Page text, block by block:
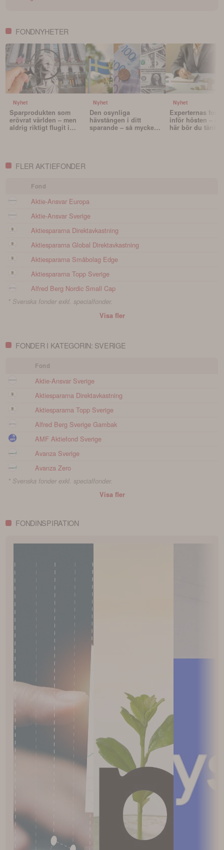
FONDNYHETER
Nyhet
Sparprodukten som
erövrat världen – men
aldrig riktigt flugit i
Nyhet
Den osynliga
hävstången i ditt
sparande – så mycket
Nyhet
Experternas
inför hösten –
här bör du tänka
FLER AKTIEFONDER
Fond
Aktie-Ansvar Europa
Aktie-Ansvar Sverige
Aktiespararna Direktavkastning
Aktiespararna Global Direktavkastning
Aktiespararna Småbolag Edge
Aktiespararna Topp Sverige
Alfred Berg Nordic Small Cap
* Svenska fonder exkl. specialfonder.
Visa fler
FONDER I KATEGORIN: SVERIGE
Fond
Aktie-Ansvar Sverige
Aktiespararna Direktavkastning
Aktiespararna Topp Sverige
Alfred Berg Sverige Gambak
AMF Aktiefond Sverige
Avanza Sverige
Avanza Zero
* Svenska fonder exkl. specialfonder.
Visa fler
FONDINSPIRATION